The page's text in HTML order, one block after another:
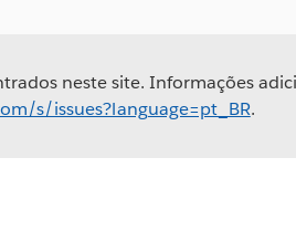
neste site. Informações
s/issues?language=pt_BR.